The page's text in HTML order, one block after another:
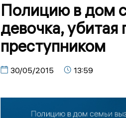
Полицию в дом
девочка, убитая
преступником
30/05/2015 13:59